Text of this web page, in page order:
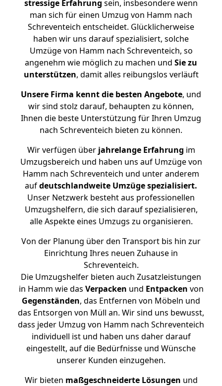
stressige Erfahrung sein, insbesondere wenn
man sich für einen Umzug von Hamm nach
Schreventeich entscheidet. Glücklicherweise
haben wir uns darauf spezialisiert, solche
Umzüge von Hamm nach Schreventeich, so
angenehm wie möglich zu machen und Sie zu
unterstützen, damit alles reibungslos verläuft
Unsere Firma kennt die besten Angebote, und
wir sind stolz darauf, behaupten zu können,
Ihnen die beste Unterstützung für Ihren Umzug
nach Schreventeich bieten zu können.
Wir verfügen überjahrelange Erfahrung im
Umzugsbereich und haben uns auf Umzüge von
Hamm nach Schreventeich und unter anderem
aufdeutschlandweite Umzüge spezialisiert.
Unser Netzwerk besteht aus professionellen
Umzugshelfern, die sich darauf spezialisieren,
alle Aspekte eines Umzugs zu organisieren.
Von der Planung über den Transport bis hin zur
Einrichtung Ihres neuen Zuhause in
Schreventeich.
Die Umzugshelfer bieten auch Zusatzleistungen
in Hamm wie das Verpacken und Entpacken von
Gegenständen, das Entfernen von Möbeln und
das Entsorgen von Müll an. Wir sind uns bewusst,
dass jeder Umzug von Hamm nach Schreventeich
individuell ist und haben uns daher darauf
eingestellt, auf die Bedürfnisse und Wünsche
unserer Kunden einzugehen.
Wir bieten maßgeschneiderte Lösungen und